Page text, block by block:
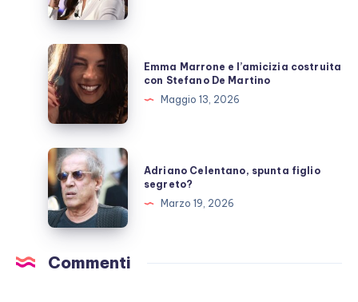
ora
dopo
il
ricovero
Emma
Marrone
e
l’amicizia
costruita
con
Stefano
De
Martino
Emma Marrone e l’amicizia costruita
con Stefano De Martino
Maggio 13, 2026
Adriano
Celentano,
spunta
figlio
segreto?
Adriano Celentano, spunta figlio
segreto?
Marzo 19, 2026
Commenti